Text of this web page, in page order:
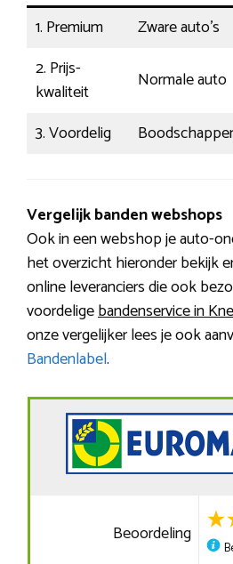
1. Premium
Zware auto’s
2. Prijs-
kwaliteit
Normale auto
3. Voordelig
Vergelijk banden webshops
Ook in een webshop je auto-
het overzicht hieronder bekijk
online leveranciers die ook
voordeligebandenservice in
onze vergelijker lees je ook
Bandenlabel.
Beoordeling